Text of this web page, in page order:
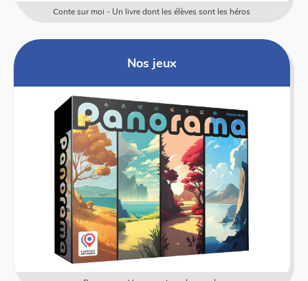
Conte sur moi - Un livre dont les élèves sont les héros
Nos jeux